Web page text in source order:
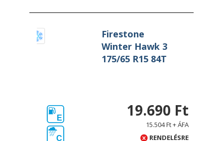
Firestone
Winter Hawk 3
175/65 R15 84T
E
C
19.690 Ft
15.504 Ft + ÁFA
RENDELÉSRE